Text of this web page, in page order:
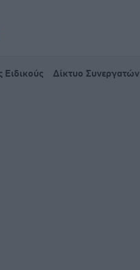
Ειδικούς Δίκτυο Συνεργατών